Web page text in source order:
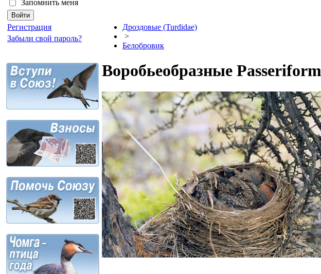
Запомнить меня
Регистрация
Забыли свой пароль?
Дроздовые (Turdidae)
>
Белобровик
Воробьеобразные